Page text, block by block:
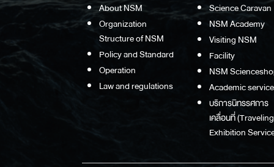
About NSM
Organization
Structure of NSM
Policy and Standard
Operation
Law and regulations
Science Caravan
NSM Academy
Visiting NSM
Facility
NSM
Academic service
บริการนิทรรศการ
เคลื่อนที่ (Traveling
Exhibition